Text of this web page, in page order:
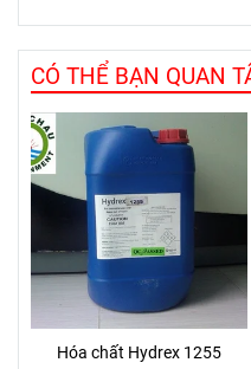
CÓ THỂ BẠN QUAN
Hóa chất Hydrex 1255